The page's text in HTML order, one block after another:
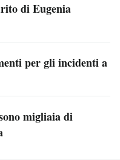
di Eugenia
per gli incidenti a
migliaia di